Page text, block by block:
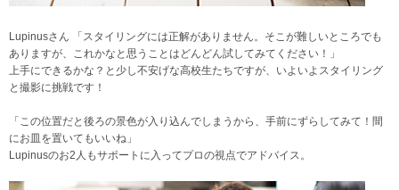
Lupinusさん 「スタイリングには正解がありません。そこが難しいところでも
ありますが、これかなと思うことはどんどん試してみてください！」
上手にできるかな？と少し不安げな高校生たちですが、いよいよスタイリング
と撮影に挑戦です！
「この位置だと後ろの景色が入り込んでしまうから、手前にずらしてみて！間
にお皿を置いてもいいね」
Lupinusのお2人もサポートに入ってプロの視点でアドバイス。